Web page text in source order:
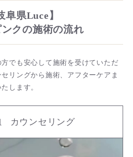
阜県Luce】
ンクの施術の流れ
でも安心して施術を受けていただ
リングから施術、アフターケアま
します。
カウンセリング